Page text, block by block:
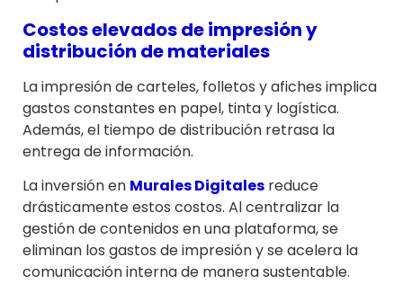
Costos elevados de impresión y
distribución de materiales
La impresión de carteles, folletos y afiches implica
gastos constantes en papel, tinta y logística.
Además, el tiempo de distribución retrasa la
entrega de información.
La inversión en Murales Digitales reduce
drásticamente estos costos. Al centralizar la
gestión de contenidos en una plataforma, se
eliminan los gastos de impresión y se acelera la
comunicación interna de manera sustentable.